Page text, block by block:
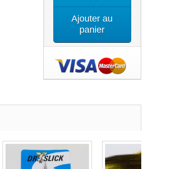
Ajouter au
panier